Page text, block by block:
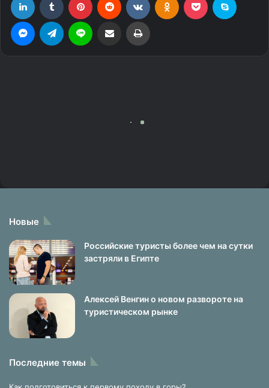
Новые
Российские туристы более чем на сутки
застряли в Египте
Алексей Венгин о новом развороте на
туристическом рынке
Последние темы